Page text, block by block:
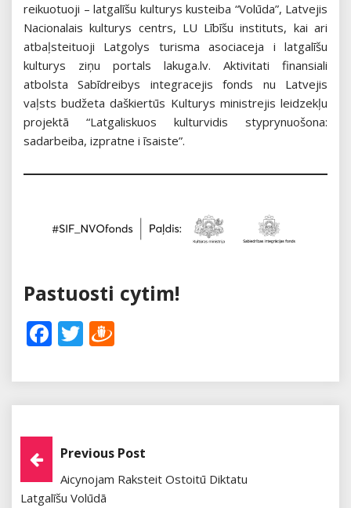
reikuotuoji – latgalīšu kulturys kusteiba “Volūda”, Latvejis
Nacionalais kulturys centrs, LU Lībīšu instituts, kai ari
atbaļsteituoji Latgolys turisma asociaceja i latgalīšu
kulturys ziņu portals lakuga.lv. Aktivitati finansiali
atbolsta Sabīdreibys integracejis fonds nu Latvejis
vaļsts budžeta daškiertūs Kulturys ministrejis leidzekļu
projektā “Latgaliskuos kulturvidis styprynuošona:
sadarbeiba, izpratne i īsaiste”.
Pastuosti cytim!
Facebook
Twitter
Post
Navigation
Previous Post
Aicynojam Raksteit Ostoitū Diktatu
Latgalīšu Volūdā